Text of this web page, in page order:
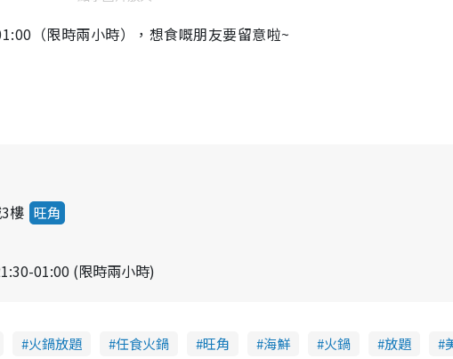
（限時兩小時），想食嘅朋友要留意啦~
樓 旺角
01:00 (限時兩小時)
火鍋放題 任食火鍋 旺角 海鮮 火鍋 放題